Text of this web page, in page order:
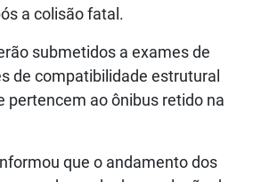
a colisão fatal.
submetidos a exames de
de compatibilidade estrutural
pertencem ao ônibus retido na
que o andamento dos